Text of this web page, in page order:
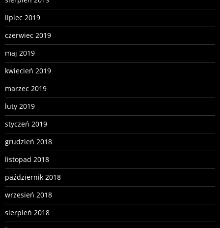
lipiec 2019
czerwiec 2019
maj 2019
kwiecień 2019
marzec 2019
luty 2019
styczeń 2019
grudzień 2018
listopad 2018
październik 2018
wrzesień 2018
sierpień 2018